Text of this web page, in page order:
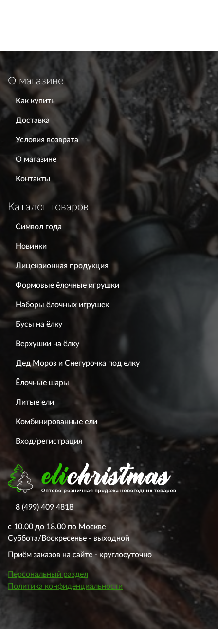
О магазине
Как купить
Доставка
Условия возврата
О магазине
Контакты
Каталог товаров
Символ года
Новинки
Лицензионная продукция
Формовые ёлочные игрушки
Наборы ёлочных игрушек
Бусы на ёлку
Верхушки на ёлку
Дед Мороз и Снегурочка под елку
Ёлочные шары
Литые ели
Комбинированные ели
Вход/регистрация
8 (499) 409 4818
с 10.00 до 18.00 по Москве
Суббота/Воскресенье - выходной
Приём заказов на сайте - круглосуточно
Персональный раздел
Политика конфиденциальности